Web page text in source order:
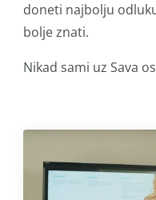
doneti najbolju
bolje znati.
Nikad sami uz Sava